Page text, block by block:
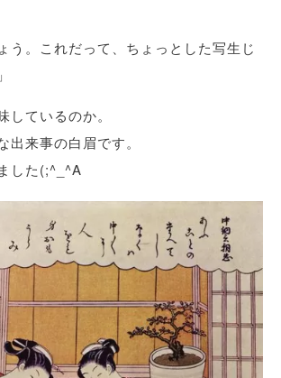
う。これだって、ちょっとした写生じ
しているのか。
出来事の白眉です。
した(;^_^A